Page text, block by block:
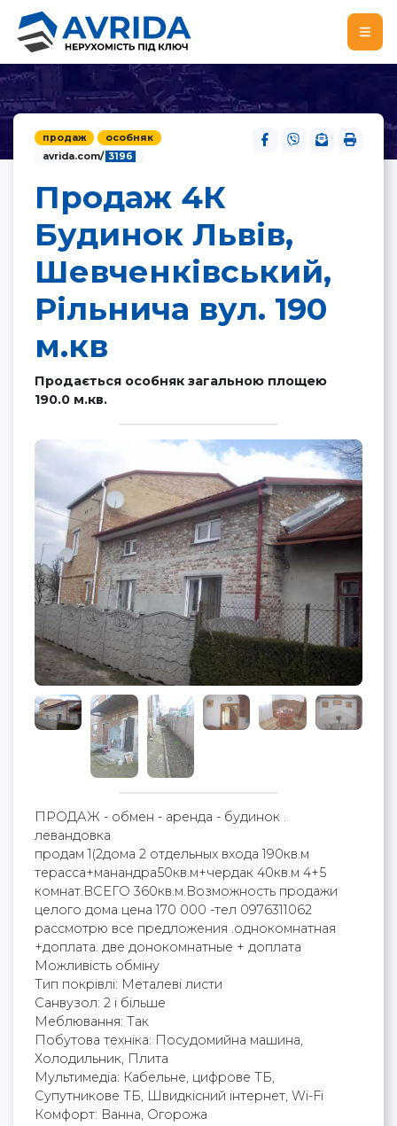
продаж
особняк
avrida.com/ 3196
Продаж 4К
Будинок Львів,
Шевченківський,
Рільнича вул. 190
м.кв
Продається особняк загальною площею
190.0 м.кв.
ПРОДАЖ - обмен - аренда - будинок .
левандовка
продам 1(2дома 2 отдельных входа 190кв.м
терасса+манандра50кв.м+чердак 40кв.м 4+5
комнат.ВСЕГО 360кв.м.Возможность продажи
целого дома цена 170 000 -тел 0976311062
рассмотрю все предложения .однокомнатная
+доплата. две донокомнатные + доплата
Можливість обміну
Тип покрівлі: Металеві листи
Cанвузол: 2 і більше
Меблювання: Так
Побутова техніка: Посудомийна машина,
Холодильник, Плита
Мультимедіа: Кабельне, цифрове ТБ,
Супутникове ТБ, Швидкісний інтернет, Wi-Fi
Комфорт: Ванна, Огорожа